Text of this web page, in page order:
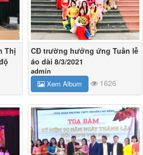
Thị
CĐ trường hưởng ứng Tuần lễ
áo dài 8/3/2021
admin
Xem Album
1626